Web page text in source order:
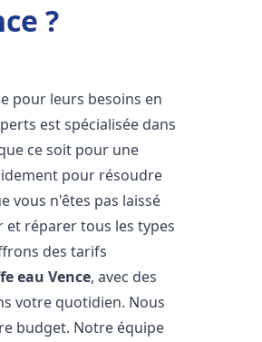
?
pour leurs besoins en
est spécialisée dans
ce soit pour une
pour résoudre
vous n'êtes pas laissé
réparer tous les types
des tarifs
eau Vence, avec des
votre quotidien. Nous
budget. Notre équipe